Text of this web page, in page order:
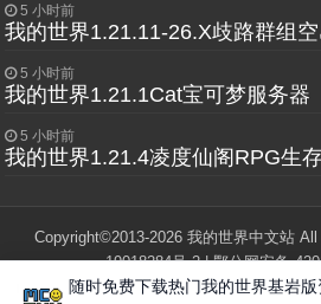
5 小时前
我的世界1.21.11-26.X歧路群组
5 小时前
我的世界1.21.1Cat宝可梦服务器
5 小时前
我的世界1.21.4凌度仙阁RPG生
Copyright©2013-2026 我的世界中文站
19018284号-2|鄂公网安备
"Minecraft"和"我的世界"版权归Mojang
随时免费下载热门我的世界基岩版